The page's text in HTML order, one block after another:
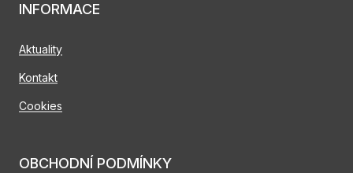
INFORMACE
Aktuality
Kontakt
Cookies
OBCHODNÍ PODMÍNKY